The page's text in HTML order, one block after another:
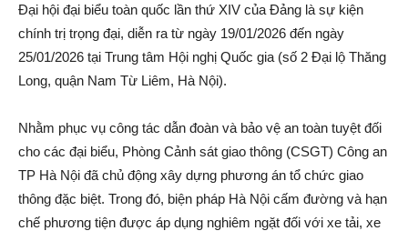
Đại hội đại biểu toàn quốc lần thứ XIV của Đảng là sự kiện
chính trị trọng đại, diễn ra từ ngày 19/01/2026 đến ngày
25/01/2026 tại Trung tâm Hội nghị Quốc gia (số 2 Đại lộ Thăng
Long, quận Nam Từ Liêm, Hà Nội).
Nhằm phục vụ công tác dẫn đoàn và bảo vệ an toàn tuyệt đối
cho các đại biểu, Phòng Cảnh sát giao thông (CSGT) Công an
TP Hà Nội đã chủ động xây dựng phương án tổ chức giao
thông đặc biệt. Trong đó, biện pháp Hà Nội cấm đường và hạn
chế phương tiện được áp dụng nghiêm ngặt đối với xe tải, xe